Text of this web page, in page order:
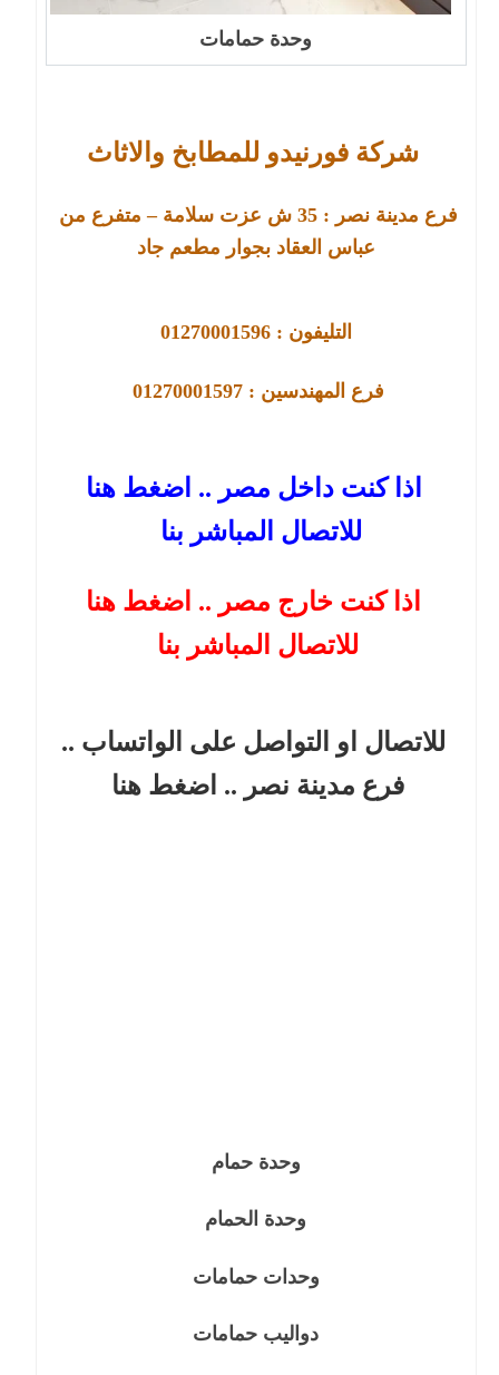
وحدة حمامات
شركة فورنيدو للمطابخ والاثاث
فرع مدينة نصر : 35
عباس العقاد بجوار مطعم جاد
التليفون : 01270001596
فرع المهندسين : 01270001597
اذا كنت داخل مصر .. اضغط هنا
للاتصال المباشر بنا
اذا كنت خارج مصر .. اضغط هنا
للاتصال المباشر بنا
للاتصال او التواصل على الواتساب ..
فرع مدينة نصر .. اضغط هنا
وحدة حمام
وحدة الحمام
وحدات حمامات
دواليب حمامات